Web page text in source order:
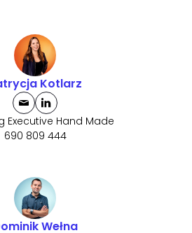
Kotlarz
Executive Hand Made
690 809 444
Wełna